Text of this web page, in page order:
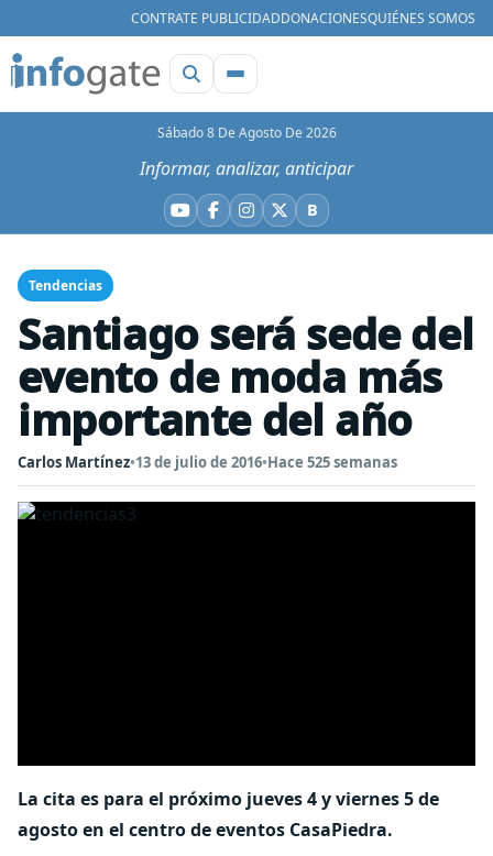
CONTRATE PUBLICIDADDONACIONESQUIÉNES SOMOS
Sábado 8 De Agosto De 2026
Informar, analizar, anticipar
YouTube
Facebook
Instagram
X BBluesky
Tendencias
Santiago será sede del
evento de moda más
importante del año
Carlos Martínez•13 de julio de 2016•Hace 525 semanas
La cita es para el próximo jueves 4 y viernes 5 de
agosto en el centro de eventos CasaPiedra.